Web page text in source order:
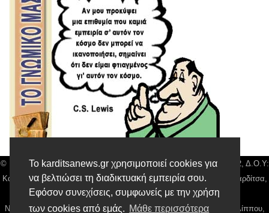
Το karditsanews.gr χρησιμοποιεί cookies για
να βελτιώσει τη διαδικτυακή εμπειρία σου.
Εφόσον συνεχίσεις, συμφωνείς με την χρήση
των cookies από εμάς. Μάθε περισσότερα
© Karditsa News | Διακριτικός Τίτλος: Orion Media, ΑΦΜ: 043750542, Δ.Ο.Υ:
Καρδίτσας, Αρ. Γεμή: 018804431000, Δ/νση: Διάκου 10 τ.κ 43132 Καρδίτσα,
Τηλ: 24410 42500, email:news@karditsanews.gr.
Νόμιμος Εκπρόσωπος, Ιδιοκτήτης και Διαχειριστής: Παναγιώτης Φιλίππου,